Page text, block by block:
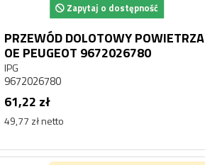
Zapytaj o dostępność
PRZEWÓD DOLOTOWY POWIETRZA
OE PEUGEOT 9672026780
IPG
9672026780
61,22 zł
49,77 zł netto